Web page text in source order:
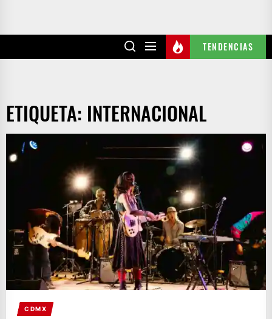
TENDENCIAS
ETIQUETA: INTERNACIONAL
CDMX